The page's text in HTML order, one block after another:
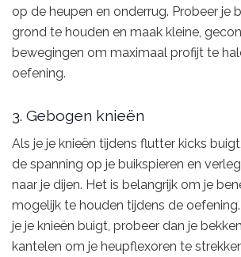
op de heupen en onderrug. Probeer je
grond te houden en maak kleine,
bewegingen om maximaal profijt te
oefening.
3. Gebogen knieën
Als je je knieën tijdens flutter kicks
de spanning op je buikspieren en
naar je dijen. Het is belangrijk om je
mogelijk te houden tijdens de
je je knieën buigt, probeer dan je
kantelen om je heupflexoren te